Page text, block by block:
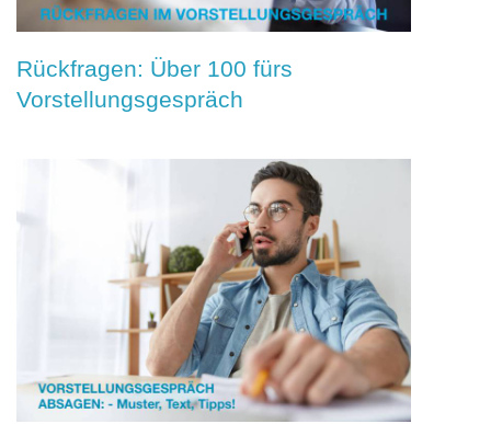
Rückfragen: Über 100 fürs
Vorstellungsgespräch